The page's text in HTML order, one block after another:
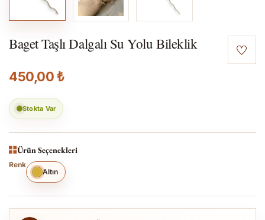
Baget Taşlı Dalgalı Su Yolu Bileklik
450,00 ₺
Stokta Var
Ürün Seçenekleri
Renk
Altın